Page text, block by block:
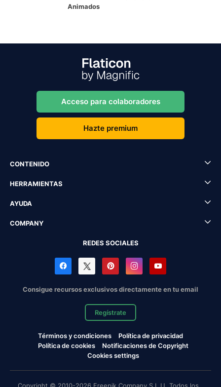
Animados
Acceso para colaboradores
Hazte premium
CONTENIDO
HERRAMIENTAS
AYUDA
COMPANY
REDES SOCIALES
Consigue recursos exclusivos directamente en tu email
Regístrate
Términos y condiciones
Política de privacidad
Política de cookies
Notificaciones de Copyright
Cookies settings